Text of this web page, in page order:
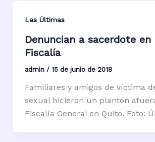
Las Últimas
Denuncian a sacerdote en
Fiscalía
admin / 15 de junio de 2018
Familiares y amigos de víctima
sexual hicieron un plantón
Fiscalía General en Quito. Foto: